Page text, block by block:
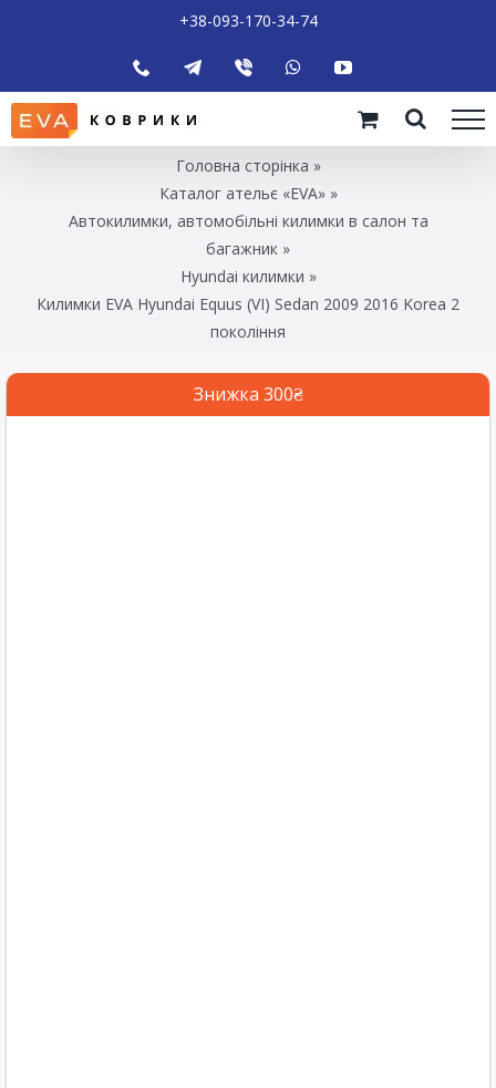
+38-093-170-34-74
Головна сторінка »
Каталог ательє «EVA»»
Автокилимки, автомобільні килимки в салон та
багажник »
Hyundai килимки »
Килимки EVA Hyundai Equus (VI) Sedan 2009 2016 Korea 2
покоління
Знижка 300₴